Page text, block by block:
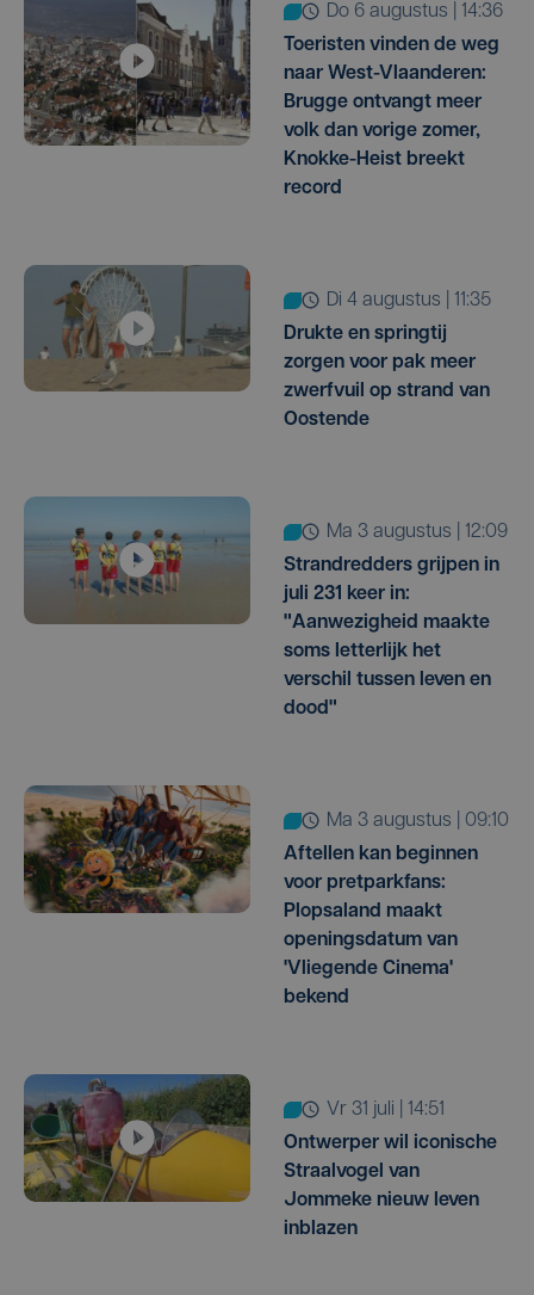
do 6 augustus | 14:36
Toeristen vinden de weg
naar West-Vlaanderen:
Brugge ontvangt meer
volk dan vorige zomer,
Knokke-Heist breekt
record
di 4 augustus | 11:35
Drukte en springtij
zorgen voor pak meer
zwerfvuil op strand van
Oostende
ma 3 augustus | 12:09
Strandredders grijpen in
juli 231 keer in:
"Aanwezigheid maakte
soms letterlijk het
verschil tussen leven en
dood"
ma 3 augustus | 09:10
Aftellen kan beginnen
voor pretparkfans:
Plopsaland maakt
openingsdatum van
'Vliegende Cinema'
bekend
vr 31 juli | 14:51
Ontwerper wil iconische
Straalvogel van
Jommeke nieuw leven
inblazen